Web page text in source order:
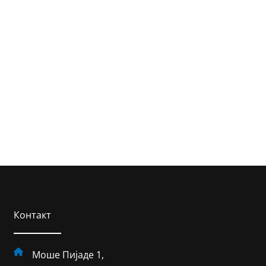
Контакт
Моше Пијаде 1,